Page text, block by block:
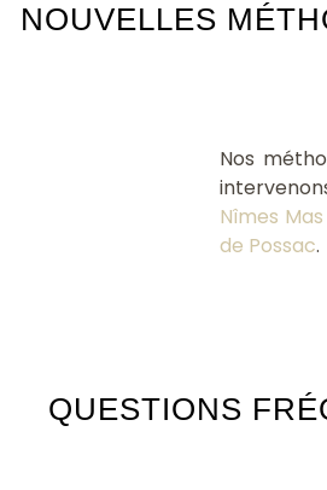
NOUVELLES
Nos
Nîmes
de Possac.
QUESTIONS